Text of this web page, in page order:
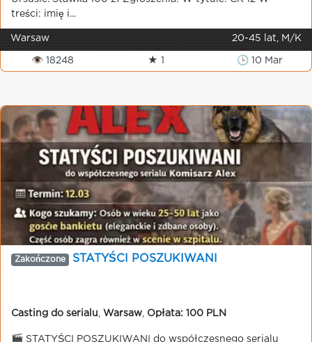
treści: imię i...
Warsaw 20-45 lat, M/K
👁 18248 ★ 1 🕒 10 Mar
Zakończone STATYŚCI POSZUKIWANI
Casting do serialu Warsaw Opłata: 100 PLN
🎬 STATYŚCI POSZUKIWANI do współczesnego serialu